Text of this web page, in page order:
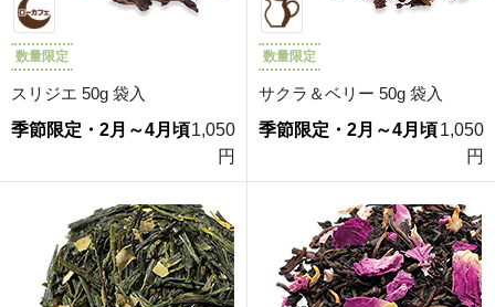
数量限定
スリジエ 50g 袋入
季節限定・2月～4月頃1,050
円
数量限定
サクラ＆ベリー 50g 袋入
季節限定・2月～4月頃1,050
円